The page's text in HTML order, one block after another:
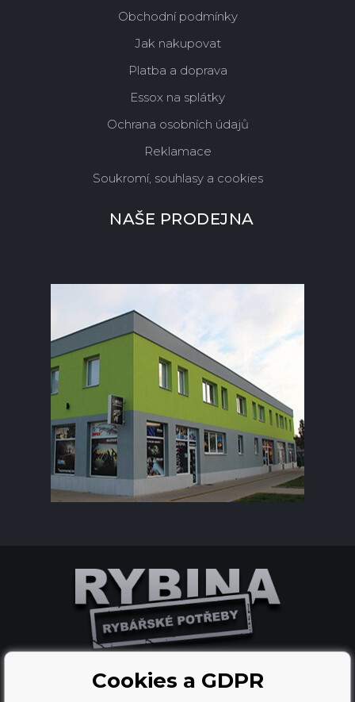
Obchodní podmínky
Jak nakupovat
Platba a doprava
Essox na splátky
Ochrana osobních údajů
Reklamace
Soukromí, souhlasy a cookies
NAŠE PRODEJNA
Tvorba a pronájem eshopů
Cookies a GDPR